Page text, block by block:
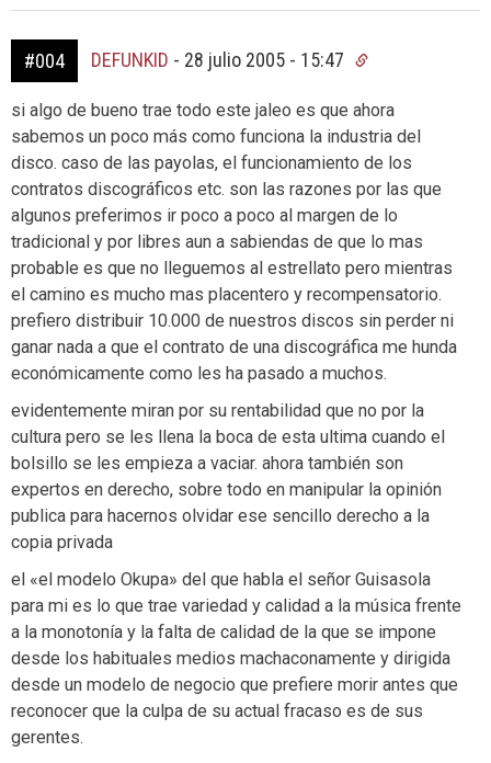
#004 DEFUNKID - 28 julio 2005 - 15:47
si algo de bueno trae todo este jaleo es que ahora
sabemos un poco más como funciona la industria del
disco. caso de las payolas, el funcionamiento de los
contratos discográficos etc. son las razones por las que
algunos preferimos ir poco a poco al margen de lo
tradicional y por libres aun a sabiendas de que lo mas
probable es que no lleguemos al estrellato pero mientras
el camino es mucho mas placentero y recompensatorio.
prefiero distribuir 10.000 de nuestros discos sin perder ni
ganar nada a que el contrato de una discográfica me hunda
económicamente como les ha pasado a muchos.
evidentemente miran por su rentabilidad que no por la
cultura pero se les llena la boca de esta ultima cuando el
bolsillo se les empieza a vaciar. ahora también son
expertos en derecho, sobre todo en manipular la opinión
publica para hacernos olvidar ese sencillo derecho a la
copia privada
el «el modelo Okupa» del que habla el señor Guisasola
para mi es lo que trae variedad y calidad a la música frente
a la monotonía y la falta de calidad de la que se impone
desde los habituales medios machaconamente y dirigida
desde un modelo de negocio que prefiere morir antes que
reconocer que la culpa de su actual fracaso es de sus
gerentes.